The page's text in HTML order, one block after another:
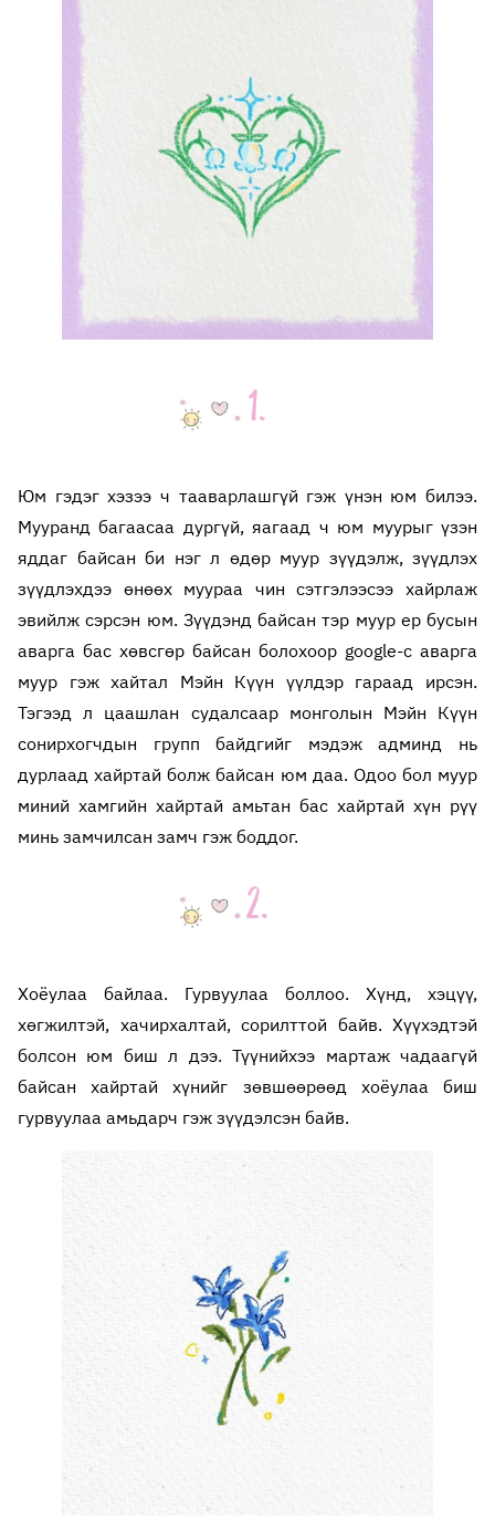
Юм гэдэг хэзээ ч тааварлашгүй гэж үнэн юм билээ.
Мууранд багаасаа дургүй, яагаад ч юм муурыг үзэн
яддаг байсан би нэг л өдөр муур зүүдэлж, зүүдлэх
зүүдлэхдээ өнөөх муураа чин сэтгэлээсээ хайрлаж
эвийлж сэрсэн юм. Зүүдэнд байсан тэр муур ер бусын
аварга бас хөвсгөр байсан болохоор google-с аварга
муур гэж хайтал Мэйн Күүн үүлдэр гараад ирсэн.
Тэгээд л цаашлан судалсаар монголын Мэйн Күүн
сонирхогчдын групп байдгийг мэдэж админд нь
дурлаад хайртай болж байсан юм даа. Одоо бол муур
миний хамгийн хайртай амьтан бас хайртай хүн рүү
минь замчилсан замч гэж боддог.
Хоёулаа байлаа. Гурвуулаа боллоо. Хүнд, хэцүү,
хөгжилтэй, хачирхалтай, сорилттой байв. Хүүхэдтэй
болсон юм биш л дээ. Түүнийхээ мартаж чадаагүй
байсан хайртай хүнийг зөвшөөрөөд хоёулаа биш
гурвуулаа амьдарч гэж зүүдэлсэн байв.